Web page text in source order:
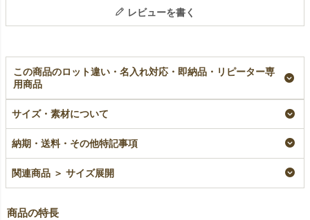
レビューを書く
この商品のロット違い・名入れ対応・即納品・リピーター専
用商品
ソフトバッグベーシッ
ク（S8）｜厚手｜不
即納品
¥12,375税込
【名入れ対応】ソフト
枚入
名入れ
【小ロット】ソフトバ
小ロット
サイズ・素材について
納期・送料・その他特記事項
関連商品 ＞ サイズ展開
商品の特長